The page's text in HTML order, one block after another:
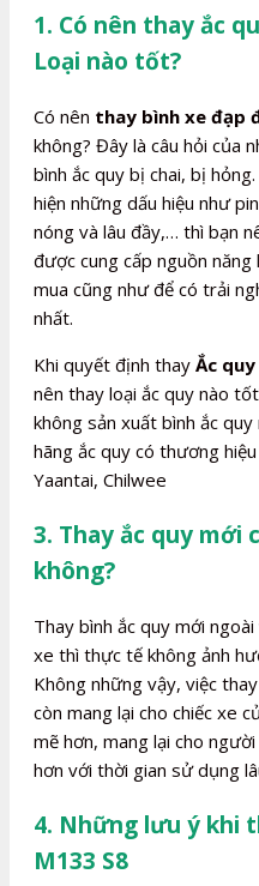
1. Có nên thay ắc
Loại nào tốt?
Có nên thay bình xe đạp
không? Đây là câu hỏi của
bình ắc quy bị chai, bị
hiện những dấu hiệu như
nóng và lâu đầy,… thì bạn
được cung cấp nguồn
mua cũng như để có trải
nhất.
Khi quyết định thay Ắc
nên thay loại ắc quy nào
không sản xuất bình ắc
hãng ắc quy có thương
Yaantai, Chilwee
3. Thay ắc quy mới
không?
Thay bình ắc quy mới
xe thì thực tế không ảnh
Không những vậy, việc
còn mang lại cho chiếc xe
mẽ hơn, mang lại cho
hơn với thời gian sử dụng
4. Những lưu ý khi
M133 S8